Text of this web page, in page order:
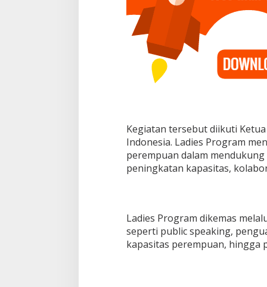
E
d
i
K
o
t
d
n
Kegiatan tersebut diikuti
Indonesia. Ladies Program
perempuan dalam
peningkatan kapasitas,
Ladies Program dikemas
seperti public speaking,
kapasitas perempuan, hingga